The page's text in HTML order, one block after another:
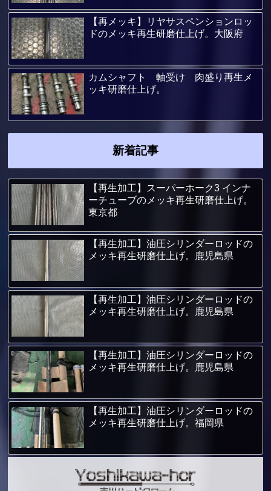
【再メッキ】リヤサスペンションロッ
ドのメッキ再生研磨仕上げ。大阪府
カムシャフト 軸受け 肉盛り再生メ
ッキ研磨仕上げ。
新着記事
【再生加工】スーパーホーク3 インナ
ーチューブのメッキ再生研磨仕上げ。
東京都
【再生加工】油圧シリンダーロッドの
メッキ再生研磨仕上げ。鹿児島県
【再生加工】油圧シリンダーロッドの
メッキ再生研磨仕上げ。鹿児島県
【再生加工】油圧シリンダーロッドの
メッキ再生研磨仕上げ。鹿児島県
【再生加工】油圧シリンダーロッドの
メッキ再生研磨仕上げ。福岡県